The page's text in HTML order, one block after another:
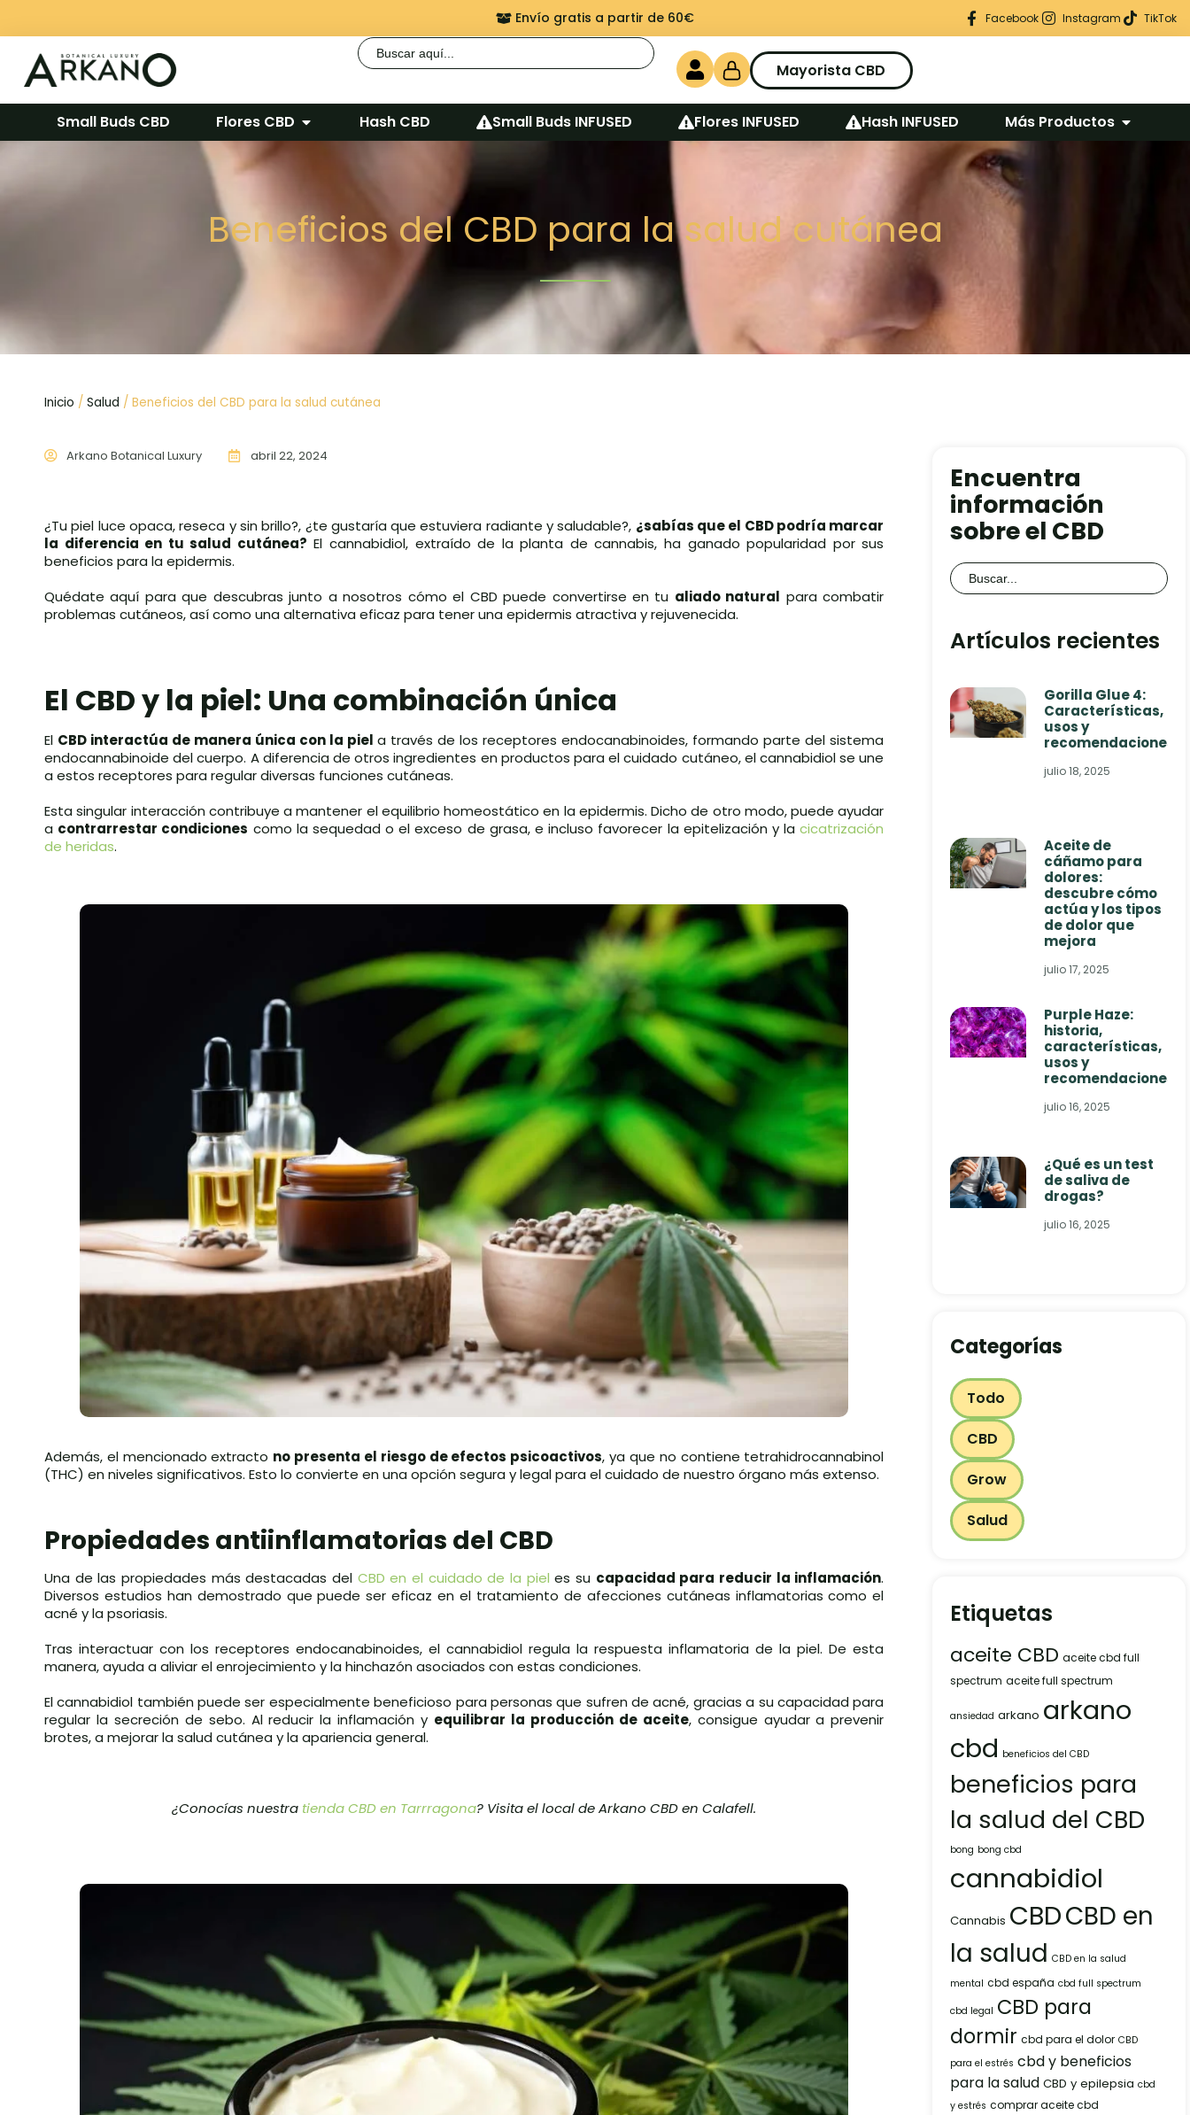
Envío gratis a partir de 60€ Regalo seguro en cada pedidoFacebook Instagram TikTok
Mayorista CBD
Buscar:
Small Buds CBD Flores CBD Hash CBD Small Buds INFUSED Flores INFUSED Hash INFUSED Más Productos
Beneficios del CBD para la salud cutánea
Inicio / Salud / Beneficios del CBD para la salud cutánea
Arkano Botanical Luxury abril 22, 2024
¿Tu piel luce opaca, reseca y sin brillo?, ¿te gustaría que estuviera radiante y saludable?, ¿sabías que el CBD podría marcar
la diferencia en tu salud cutánea? El cannabidiol, extraído de la planta de cannabis, ha ganado popularidad por sus
beneficios para la epidermis.
Quédate aquí para que descubras junto a nosotros cómo el CBD puede convertirse en tu aliado natural para combatir
problemas cutáneos, así como una alternativa eficaz para tener una epidermis atractiva y rejuvenecida.
El CBD y la piel: Una combinación única
El CBD interactúa de manera única con la piela través de los receptores endocanabinoides, formando parte del sistema
endocannabinoide del cuerpo. A diferencia de otros ingredientes en productos para el cuidado cutáneo, el cannabidiol se une
a estos receptores para regular diversas funciones cutáneas.
Esta singular interacción contribuye a mantener el equilibrio homeostático en la epidermis. Dicho de otro modo, puede ayudar
a contrarrestar condiciones como la sequedad o el exceso de grasa, e incluso favorecer la epitelización y lacicatrización
de heridas.
Además, el mencionado extracto no presenta el riesgo de efectos psicoactivos, ya que no contiene tetrahidrocannabinol
(THC) en niveles significativos. Esto lo convierte en una opción segura y legal para el cuidado de nuestro órgano más extenso.
Propiedades antiinflamatorias del CBD
Una de las propiedades más destacadas del CBD en el cuidado de la piel es su capacidad para reducir la inflamación.
Diversos estudios han demostrado que puede ser eficaz en el tratamiento de afecciones cutáneas inflamatorias como el
acné y la psoriasis.
Tras interactuar con los receptores endocanabinoides, el cannabidiol regula la respuesta inflamatoria de la piel. De esta
manera, ayuda a aliviar el enrojecimiento y la hinchazón asociados con estas condiciones.
El cannabidiol también puede ser especialmente beneficioso para personas que sufren de acné, gracias a su capacidad para
regular la secreción de sebo. Al reducir la inflamación y equilibrar la producción de aceite, consigue ayudar a prevenir
brotes, a mejorar la salud cutánea y la apariencia general.
¿Conocías nuestra tienda CBD en Tarrragona? Visita el local de Arkano CBD en Calafell.
Encuentra
información
sobre el CBD
Buscar:
Artículos recientes
Gorilla Glue 4:
Características,
usos y
recomendaciones
julio 18, 2025
Aceite de
cáñamo para
dolores:
descubre cómo
actúa y los tipos
de dolor que
mejora
julio 17, 2025
Purple Haze:
historia,
características,
usos y
recomendaciones
julio 16, 2025
¿Qué es un test
de saliva de
drogas?
julio 16, 2025
Categorías
Todo
CBD
Grow
Salud
Etiquetas
aceite CBD aceite cbd full
spectrum aceite full spectrum
ansiedad arkano arkano
cbd beneficios del CBD
beneficios para
la salud del CBD
bong bong cbd
cannabidiol
Cannabis CBDCBD en
la salud CBD en la salud
mental cbd españa cbd full spectrum
cbd legal CBD para
dormir cbd para el dolor CBD
para el estrés cbd y beneficios
para la salud CBD y epilepsia cbd
y estrés comprar aceite cbd